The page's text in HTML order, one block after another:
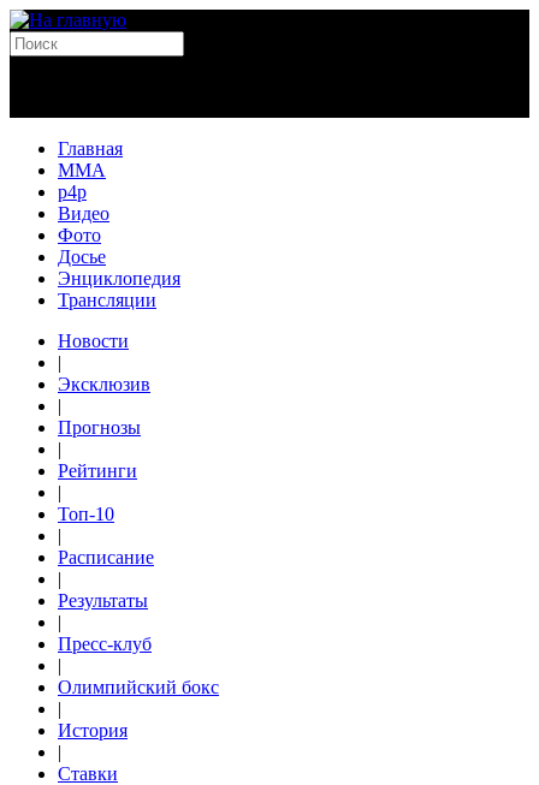
Главная
MMA
p4p
Видео
Фото
Досье
Энциклопедия
Трансляции
Новости
|
Эксклюзив
|
Прогнозы
|
Рейтинги
|
Топ-10
|
Расписание
|
Результаты
|
Пресс-клуб
|
Олимпийский бокс
|
История
|
Ставки